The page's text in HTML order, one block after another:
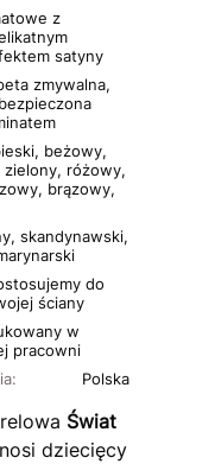
z
satyny
zmywalna,
do
ściany
w
pracowni
Polska
skandynawski,
beżowy,
różowy,
brązowy,
Świat
dziecięcy